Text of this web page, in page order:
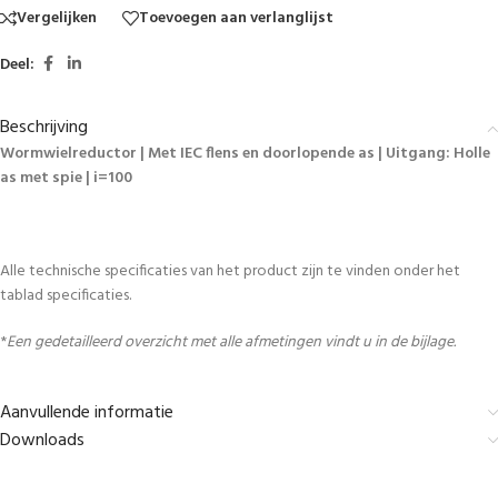
Vergelijken
Toevoegen aan verlanglijst
Deel:
Beschrijving
Wormwielreductor | Met IEC flens en doorlopende as | Uitgang: Holle
as met spie | i=100
Alle technische specificaties van het product zijn te vinden onder het
tablad specificaties.
*Een gedetailleerd overzicht met alle afmetingen vindt u in de bijlage.
Aanvullende informatie
Downloads